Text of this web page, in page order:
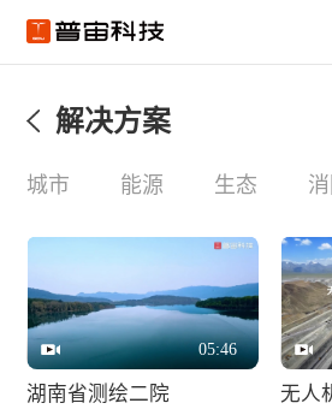
解决方案
城市 能源 生态
05:46
湖南省测绘二院